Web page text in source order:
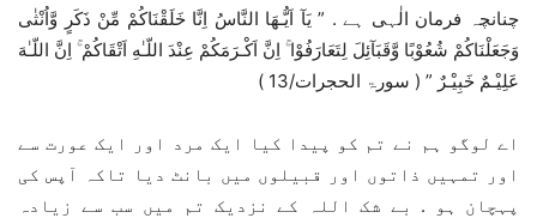
چنانچہ فرمان الٰہی ہے . ” يَآ اَيُّـهَا النَّاسُ اِنَّا خَلَقْنَاكُمْ مِّنْ ذَكَرٍ وَّاُنْثٰى
وَجَعَلْنَاكُمْ شُعُوْبًا وَّقَبَآئِلَ لِتَعَارَفُوْا ۚ اِنَّ اَكْـرَمَكُمْ عِنْدَ اللّـٰهِ اَتْقَاكُمْ ۚ اِنَّ اللّـٰهَ
عَلِيْـمٌ خَبِيْـرٌ ” ( سورۃ الحجرات/13 )
اے لوگو ہم نے تم کو پیدا کیا ایک مرد اور ایک عورت سے
اور تمہیں ذاتوں اور قبیلوں میں بانٹ دیا تاکہ آپس کی
پہچان ہو . بے شک اللہ کے نزدیک تم میں سب سے زیادہ